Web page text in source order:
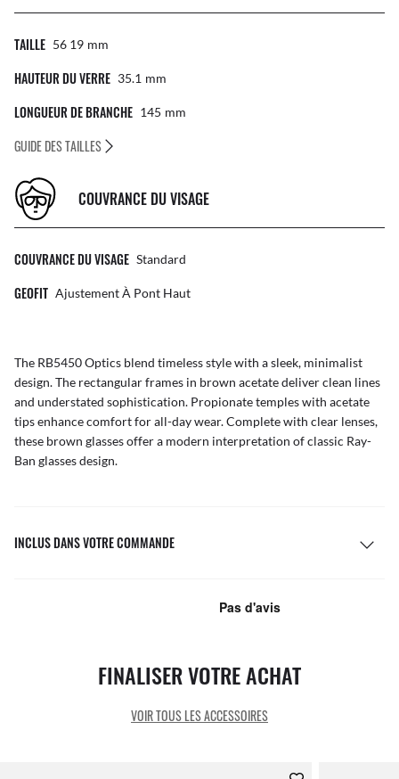
TAILLE 56 19 Mm
HAUTEUR DU VERRE 35.1 Mm
LONGUEUR DE BRANCHE 145 Mm
GUIDE DES TAILLES
COUVRANCE DU VISAGE
COUVRANCE DU VISAGE Standard
GEOFIT Ajustement À Pont Haut
The RB5450 Optics blend timeless style with a sleek, minimalist
design. The rectangular frames in brown acetate deliver clean lines
and understated sophistication. Propionate temples with acetate
tips enhance comfort for all-day wear. Complete with clear lenses,
these brown glasses offer a modern interpretation of classic Ray-
Ban glasses design.
INCLUS DANS VOTRE COMMANDE
FINALISER VOTRE ACHAT
VOIR TOUS LES ACCESSOIRES